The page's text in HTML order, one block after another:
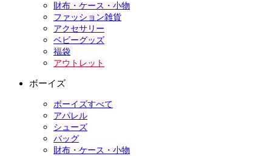
財布・ケース・小物
ファッション雑貨
アクセサリー
ベビーグッズ
福袋
アウトレット
ボーイズ
ボーイズすべて
アパレル
シューズ
バッグ
財布・ケース・小物